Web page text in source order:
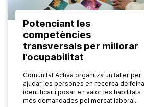
Potenciant les
competències
transversals per millorar
l’ocupabilitat
Comunitat Activa organitza un taller per
ajudar les persones en recerca de
identificar i posar en valor les habilitats
més demandades pel mercat laboral.